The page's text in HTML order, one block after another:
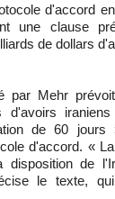
d'accord
une clause
de dollars
par Mehr
d'avoirs
de 60
d'accord. «
de
le texte,